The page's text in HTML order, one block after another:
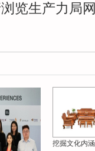
览生产力局
挖掘文化内